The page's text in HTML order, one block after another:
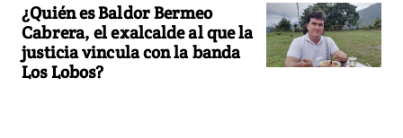
¿Quién es Baldor Bermeo
Cabrera, el exalcalde al que la
justicia vincula con la banda
Los Lobos?